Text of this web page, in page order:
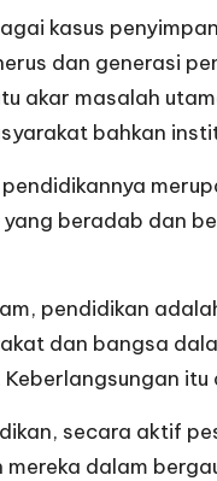
kasus
dan generasi
akar masalah
bahkan
beradab dan
pendidikan
dan bangsa
Keberlangsungan
secara aktif
dalam